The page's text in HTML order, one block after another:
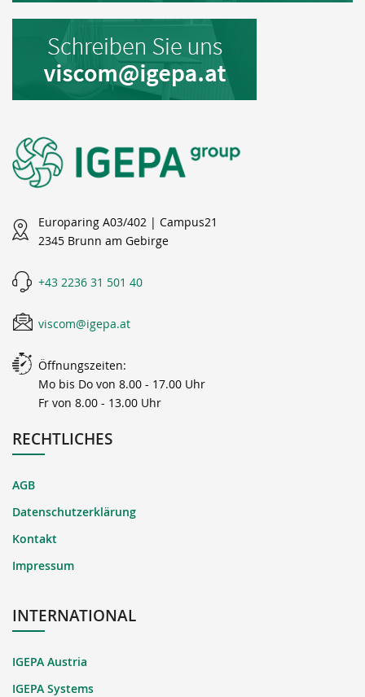
Europaring A03/402 | Campus21
2345 Brunn am Gebirge
+43 2236 31 501 40
viscom@igepa.at
Öffnungszeiten:
Mo bis Do von 8.00 - 17.00 Uhr
Fr von 8.00 - 13.00 Uhr
RECHTLICHES
AGB
Datenschutzerklärung
Kontakt
Impressum
INTERNATIONAL
IGEPA Austria
IGEPA Systems